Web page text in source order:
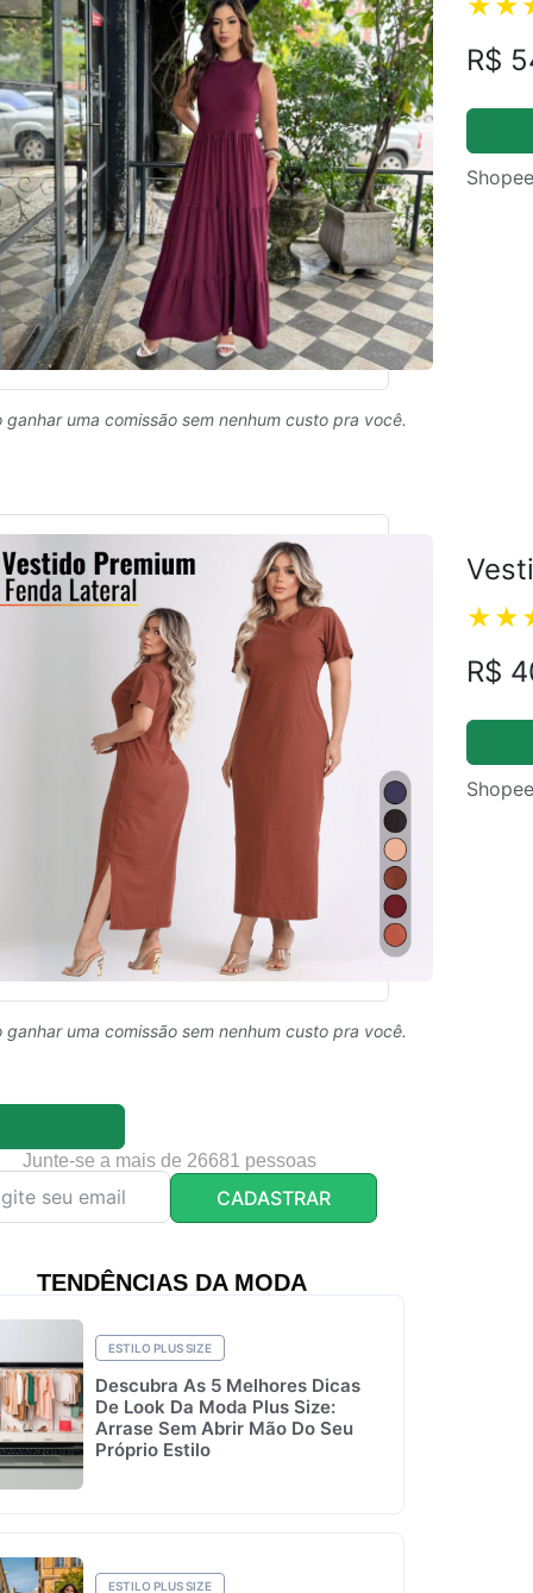
R$
ganhar uma comissão sem nenhum custo pra você.
R$
ganhar uma comissão sem nenhum custo pra você.
Junte-se a mais de 26681 pessoas
CADASTRAR
TENDÊNCIAS DA MODA
ESTILO PLUS SIZE
Descubra As 5 Melhores Dicas
De Look Da Moda Plus Size:
Arrase Sem Abrir Mão Do Seu
Próprio Estilo
ESTILO PLUS SIZE